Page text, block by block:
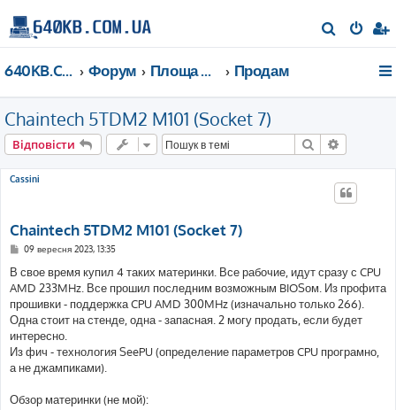
о
640KB.COM.UA Форум Площа Ринок Продам
Chaintech 5TDM2 M101 (Socket 7)
Відповісти Пошук
Cassini
Chaintech 5TDM2 M101 (Socket 7)
П
в
і
д
о
м
л
е
н
н
я
09 вересня 2023, 13:35
В свое время купил 4 таких материнки. Все рабочие, идут сразу с CPU
AMD 233MHz. Все прошил последним возможным BIOSом. Из профита
прошивки - поддержка CPU AMD 300MHz (изначально только 266).
Одна стоит на стенде, одна - запасная. 2 могу продать, если будет
интересно.
Из фич - технология SeePU (определение параметров CPU програмно,
а не джампиками).
Обзор материнки (не мой):